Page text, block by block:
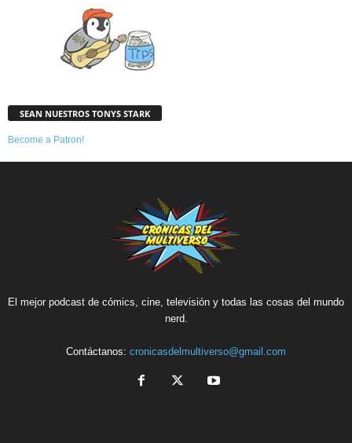
SEAN NUESTROS TONYS STARK
Become a Patron!
El mejor podcast de cómics, cine, televisión y todas las cosas del mundo
nerd.
Contáctanos: cronicasdelmultiverso@gmail.com